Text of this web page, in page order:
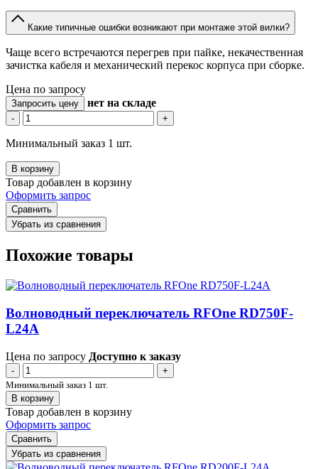
Какие типичные ошибки возникают при монтаже этой вилки?
Чаще всего встречаются перегрев при пайке, некачественная
зачистка кабеля и механический перекос корпуса при сборке.
Цена по запросу
Запросить цену нет на складе
- +
Минимальный заказ 1 шт.
В корзину
Товар добавлен в корзину
Оформить запрос
Сравнить
Убрать из сравнения
Похожие товары
Волноводный переключатель RFOne RD750F-
L24A
Цена по запросу Доступно к заказу
-
+
Минимальный заказ 1 шт.
В корзину
Товар добавлен в корзину
Оформить запрос
Сравнить
Убрать из сравнения